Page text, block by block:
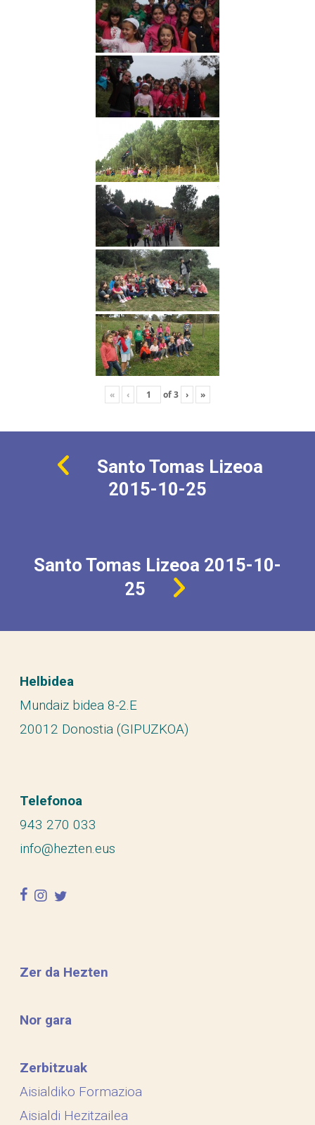
« ‹ of3 › »
Santo Tomas Lizeoa
2015-10-25
Santo Tomas Lizeoa 2015-10-
25
Helbidea
Mundaiz bidea 8-2.E
20012 Donostia (GIPUZKOA)
Telefonoa
943 270 033
info@hezten.eus
facebook
instagram
twitter
Zer da Hezten
Nor gara
Zerbitzuak
Aisialdiko Formazioa
Aisialdi Hezitzailea